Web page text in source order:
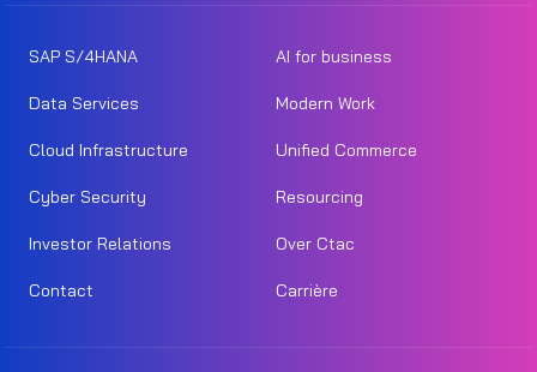
SAP S/4HANA AI for business
Data Services Modern Work
Cloud Infrastructure Unified Commerce
Cyber Security Resourcing
Investor Relations Over Ctac
Contact Carrière